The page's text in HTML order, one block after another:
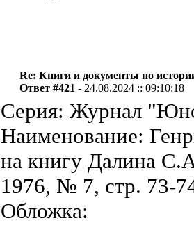
Re: Книги и документы по
Ответ #421 - 24.08.2024 :: 09:10:18
Серия: Журнал
Наименование:
на книгу Далина
1976, № 7, стр. 73-
Обложка: